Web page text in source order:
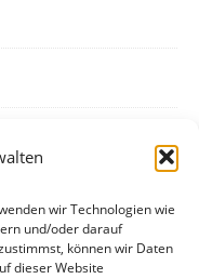
wir Technologien wie
und/oder darauf
können wir Daten
dieser Website